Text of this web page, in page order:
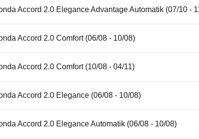
Accord 2.0 Elegance Advantage Automatik (07/10 -
Accord 2.0 Comfort (06/08 - 10/08)
Accord 2.0 Comfort (10/08 - 04/11)
Accord 2.0 Elegance (06/08 - 10/08)
Accord 2.0 Elegance Automatik (06/08 - 10/08)